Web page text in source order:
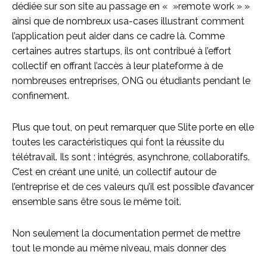
dédiée sur son site au passage en « »remote work » »
ainsi que de nombreux usa-cases illustrant comment
l’application peut aider dans ce cadre là. Comme
certaines autres startups, ils ont contribué à l’effort
collectif en offrant l’accès à leur plateforme à de
nombreuses entreprises, ONG ou étudiants pendant le
confinement.
Plus que tout, on peut remarquer que Slite porte en elle
toutes les caractéristiques qui font la réussite du
télétravail. Ils sont : intégrés, asynchrone, collaboratifs.
C’est en créant une unité, un collectif autour de
l’entreprise et de ces valeurs qu’il est possible d’avancer
ensemble sans être sous le même toit.
Non seulement la documentation permet de mettre
tout le monde au même niveau, mais donner des